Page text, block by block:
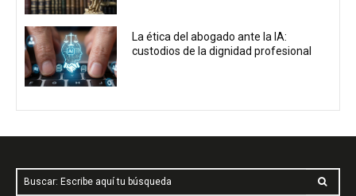
La ética del abogado ante la IA:
custodios de la dignidad profesional
Buscar: Escribe aquí tu búsqueda